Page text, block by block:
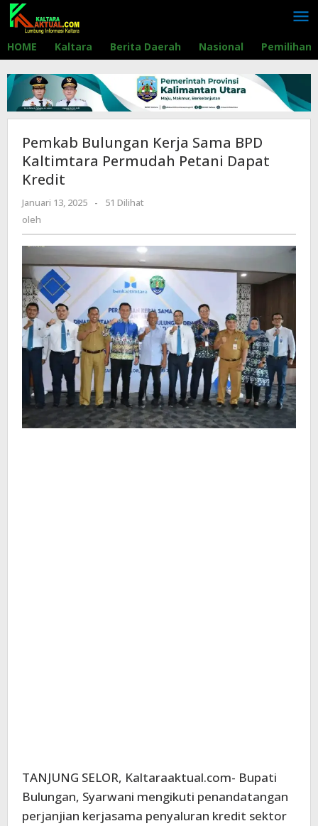
Lewati
konten
HOME Kaltara Berita Daerah Nasional Pemilihan
Pemkab Bulungan Kerja Sama BPD
Kaltimtara Permudah Petani Dapat
Kredit
Januari 13, 2025 oleh
-
51 Dilihat
oleh
TANJUNG SELOR, Kaltaraaktual.com- Bupati
Bulungan, Syarwani mengikuti penandatangan
perjanjian kerjasama penyaluran kredit sektor